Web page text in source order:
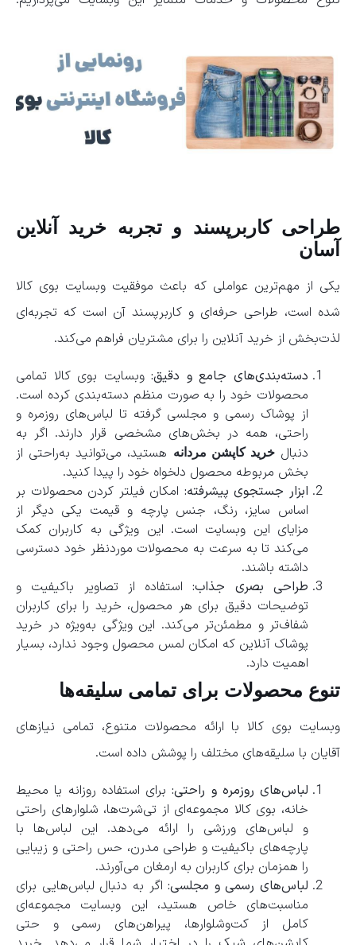
طراحی کاربرپسند و تجربه خرید آنلاین
آسان
یکی از مهم‌ترین عواملی که باعث موفقیت وبسایت بوی کالا
شده است، طراحی حرفه‌ای و کاربرپسند آن است که تجربه‌ای
لذت‌بخش از خرید آنلاین را برای مشتریان فراهم می‌کند.
دسته‌بندی‌های جامع و دقیق:وبسایت بوی کالا تمامی
محصولات خود را به صورت منظم دسته‌بندی کرده است.
از پوشاک رسمی و مجلسی گرفته تا لباس‌های روزمره و
راحتی، همه در بخش‌های مشخصی قرار دارند. اگر به
دنبالخرید کاپشن مردانه هستید، می‌توانید به‌راحتی از
بخش مربوطه محصول دلخواه خود را پیدا کنید.
ابزار جستجوی پیشرفته: امکان فیلتر کردن محصولات بر
اساس سایز، رنگ، جنس پارچه و قیمت یکی دیگر از
مزایای این وبسایت است. این ویژگی به کاربران کمک
می‌کند تا به سرعت به محصولات موردنظر خود دسترسی
داشته باشند.
طراحی بصری جذاب:استفاده از تصاویر باکیفیت و
توضیحات دقیق برای هر محصول، خرید را برای کاربران
شفاف‌تر و مطمئن‌تر می‌کند. این ویژگی به‌ویژه در خرید
پوشاک آنلاین که امکان لمس محصول وجود ندارد، بسیار
اهمیت دارد.
تنوع محصولات برای تمامی سلیقه‌ها
وبسایت بوی کالا با ارائه محصولات متنوع، تمامی نیازهای
آقایان با سلیقه‌های مختلف را پوشش داده است.
لباس‌های روزمره و راحتی:برای استفاده روزانه یا محیط
خانه، بوی کالا مجموعه‌ای از تی‌شرت‌ها، شلوارهای راحتی
و لباس‌های ورزشی را ارائه می‌دهد. این لباس‌ها با
پارچه‌های باکیفیت و طراحی مدرن، حس راحتی و زیبایی
را همزمان برای کاربران به ارمغان می‌آورند.
لباس‌های رسمی و مجلسی:اگر به دنبال لباس‌هایی برای
مناسبت‌های خاص هستید، این وبسایت مجموعه‌ای
کامل از کت‌وشلوارها، پیراهن‌های رسمی و حتی